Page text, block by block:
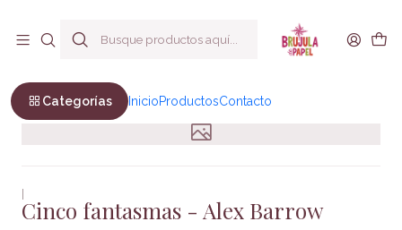
Categorías InicioProductosContacto
Infantil
|
Cinco fantasmas - Alex Barrow